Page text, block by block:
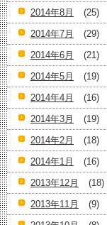
2014年8月
(25)
2014年7月
(29)
2014年6月
(21)
2014年5月
(19)
2014年4月
(16)
2014年3月
(19)
2014年2月
(18)
2014年1月
(16)
2013年12月
(18)
2013年11月
(9)